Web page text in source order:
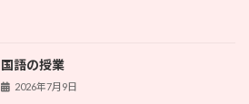
国語の授業
2026年7月9日